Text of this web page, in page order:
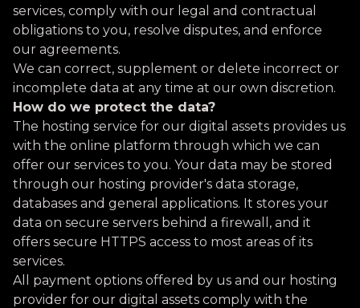
services, comply with our legal and contractual
obligations to you, resolve disputes, and enforce
our agreements.
We can correct, supplement or delete incorrect or
incomplete data at any time at our own discretion.
How do we protect the data?
The hosting service for our digital assets provides us
with the online platform through which we can
offer our services to you. Your data may be stored
through our hosting provider's data storage,
databases and general applications. It stores your
data on secure servers behind a firewall, and it
offers secure HTTPS access to most areas of its
services.
All payment options offered by us and our hosting
provider for our digital assets comply with the